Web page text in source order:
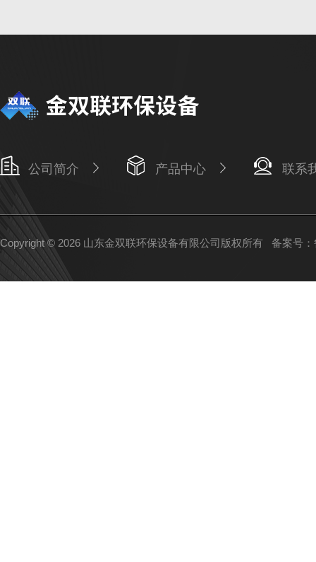
公司简介 产品中心 联系
Copyright © 2026 山东金双联环保设备有限公司版权所有 备案号